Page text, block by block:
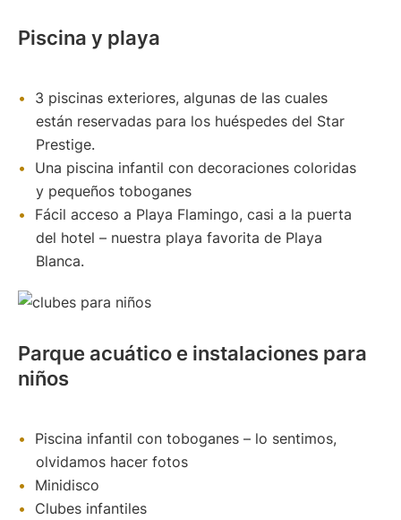
Piscina y playa
3 piscinas exteriores, algunas de las cuales
están reservadas para los huéspedes del Star
Prestige.
Una piscina infantil con decoraciones coloridas
y pequeños toboganes
Fácil acceso a Playa Flamingo, casi a la puerta
del hotel – nuestra playa favorita de Playa
Blanca.
Parque acuático e instalaciones para
niños
Piscina infantil con toboganes – lo sentimos,
olvidamos hacer fotos
Minidisco
Clubes infantiles